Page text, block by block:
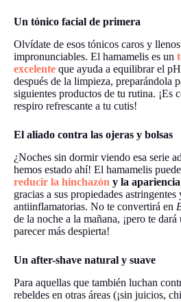
Un tónico facial de primera
Olvídate de esos tónicos caros y
impronunciables. El hamamelis es un
excelente que ayuda a equilibrar el
después de la limpieza, preparándola
siguientes productos de tu rutina. ¡Es
respiro refrescante a tu cutis!
El aliado contra las ojeras y bolsas
¿Noches sin dormir viendo esa serie
hemos estado ahí! El hamamelis
reducir la hinchazón y la
gracias a sus propiedades astringentes
antiinflamatorias. No te convertirá en
de la noche a la mañana, ¡pero te
parecer más despierta!
Un after-shave natural y suave
Para aquellas que también luchan
rebeldes en otras áreas (¡sin juicios,